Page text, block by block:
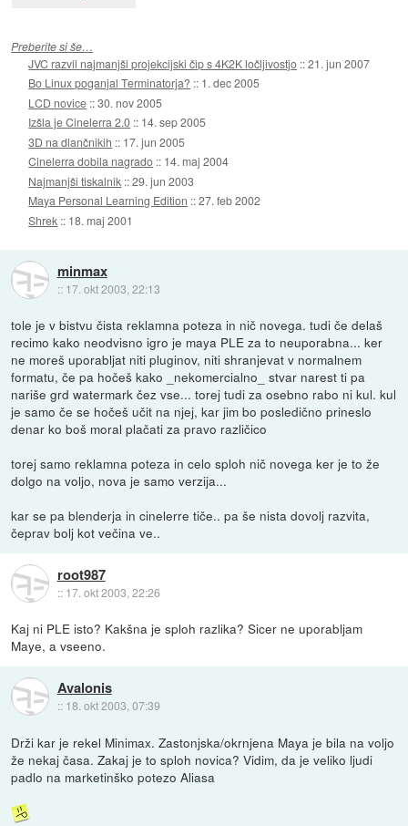
Preberite si še…
JVC razvil najmanjši projekcijski čip s 4K2K ločljivostjo ::21. jun 2007
Bo Linux poganjal Terminatorja? :: 1. dec 2005
LCD novice ::30. nov 2005
Izšla je Cinelerra 2.0 :: 14. sep 2005
3D na dlančnikih :: 17. jun 2005
Cinelerra dobila nagrado :: 14. maj 2004
Najmanjši tiskalnik ::29. jun 2003
Maya Personal Learning Edition ::27. feb 2002
Shrek :: 18. maj 2001
minmax
:: 17. okt 2003, 22:13
tole je v bistvu čista reklamna poteza in nič novega. tudi če delaš
recimo kako neodvisno igro je maya PLE za to neuporabna... ker
ne moreš uporabljat niti pluginov, niti shranjevat v normalnem
formatu, če pa hočeš kako _nekomercialno_ stvar narest ti pa
nariše grd watermark čez vse... torej tudi za osebno rabo ni kul. kul
je samo če se hočeš učit na njej, kar jim bo posledično prineslo
denar ko boš moral plačati za pravo različico
torej samo reklamna poteza in celo sploh nič novega ker je to že
dolgo na voljo, nova je samo verzija...
kar se pa blenderja in cinelerre tiče.. pa še nista dovolj razvita,
čeprav bolj kot večina ve..
root987
:: 17. okt 2003, 22:26
Kaj ni PLE isto? Kakšna je sploh razlika? Sicer ne uporabljam
Maye, a vseeno.
Avalonis
:: 18. okt 2003, 07:39
Drži kar je rekel Minimax. Zastonjska/okrnjena Maya je bila na voljo
že nekaj časa. Zakaj je to sploh novica? Vidim, da je veliko ljudi
padlo na marketinško potezo Aliasa